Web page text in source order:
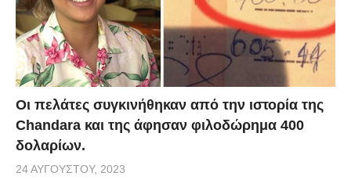
Οι πελάτες συγκινήθηκαν από την ιστορία της
Chandara και της άφησαν φιλοδώρημα 400
δολαρίων.
24 ΑΥΓΟΎΣΤΟΥ, 2023